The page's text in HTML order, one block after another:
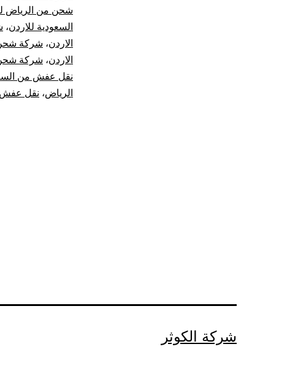
شحن من الرياض
السعودية للاردن،
الاردن، شركة شحن
الاردن، شركة شحن
نقل عفش من
الرياض، نقل عفش
شركة الكوثر